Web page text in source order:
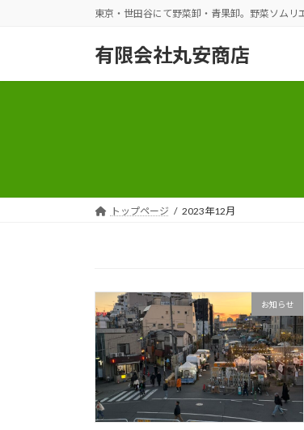
東京・世田谷にて野菜卸・青果卸。野菜ソムリ
有限会社丸安商店
トップページ 2023年12月
お知らせ